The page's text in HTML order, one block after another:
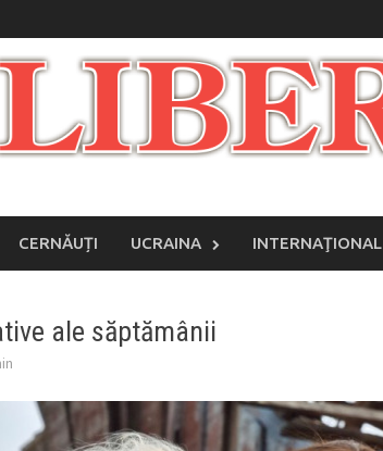
CERNĂUȚI UCRAINA INTERNAŢIONAL
ale săptămânii